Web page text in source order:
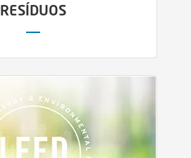
RESÍDUOS